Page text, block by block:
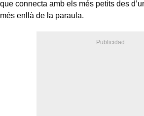
que connecta amb els més petits des
més enllà de la paraula.